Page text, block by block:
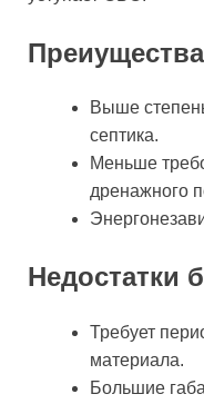
Выше
септика.
Меньше
дренажного
Недостатки
Требует
материала.
Большие